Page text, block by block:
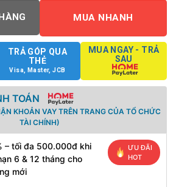
MUA NHANH
TRẢ GÓP QUA
THẺ
Visa, Master, JCB
MUA NGAY - TRẢ
SAU
TOÁN
KHOẢN VAY TRÊN TRANG CỦA TỔ CHỨC
TÀI CHÍNH)
– tối đa 500.000đ khi
6 & 12 tháng cho
mới
ƯU ĐÃI
HOT